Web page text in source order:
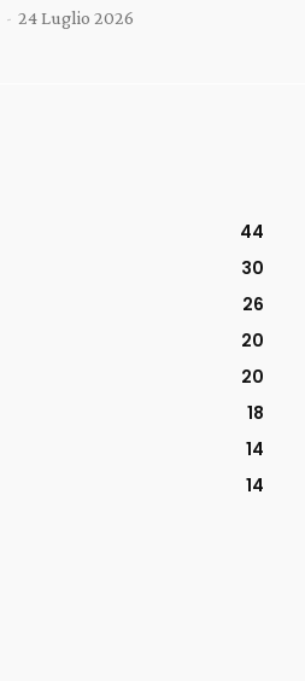
- 24 Luglio 2026
44
30
26
20
20
18
14
14